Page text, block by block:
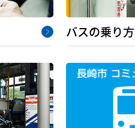
バスの乗り方